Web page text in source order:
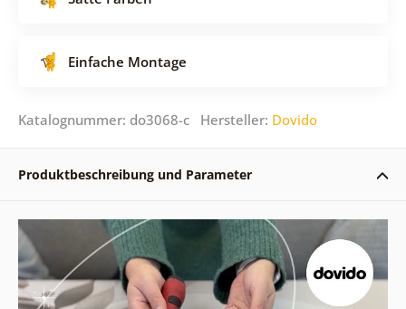
Einfache Montage
Katalognummer: do3068-c Hersteller: Dovido
Produktbeschreibung und Parameter